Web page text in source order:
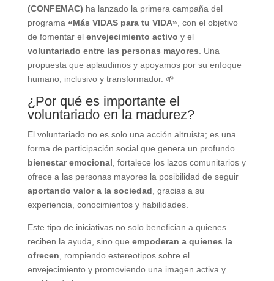
(CONFEMAC) ha lanzado la primera campaña del
programa «Más VIDAS para tu VIDA» , con el objetivo
de fomentar el envejecimiento activo y el
voluntariado entre las personas mayores . Una
propuesta que aplaudimos y apoyamos por su enfoque
humano, inclusivo y transformador. 🌱
¿Por qué es importante el
voluntariado en la madurez?
El voluntariado no es solo una acción altruista; es una
forma de participación social que genera un profundo
bienestar emocional , fortalece los lazos comunitarios y
ofrece a las personas mayores la posibilidad de seguir
aportando valor a la sociedad , gracias a su
experiencia, conocimientos y habilidades.
Este tipo de iniciativas no solo benefician a quienes
reciben la ayuda, sino que empoderan a quienes la
ofrecen , rompiendo estereotipos sobre el
envejecimiento y promoviendo una imagen activa y